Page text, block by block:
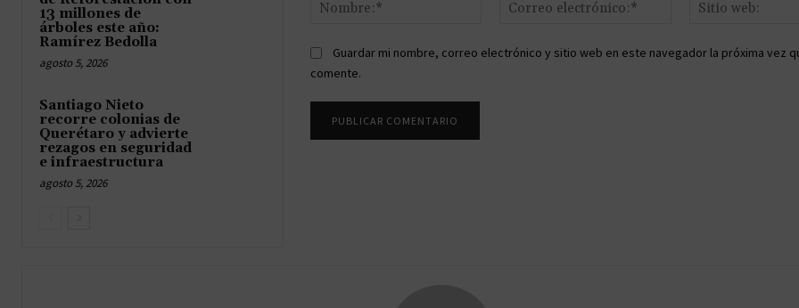
13 millones de
árboles este año:
Ramírez Bedolla
agosto 5, 2026
Santiago Nieto
recorre colonias de
Querétaro y advierte
rezagos en seguridad
e infraestructura
agosto 5, 2026
Guardar mi nombre, correo electrónico y sitio web en este navegador la próxima vez
comente.